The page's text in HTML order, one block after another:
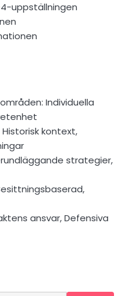
uppställningen
Individuella
kontext,
strategier,
ansvar, Defensiva